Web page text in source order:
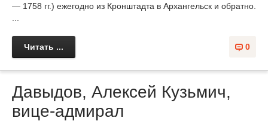
— 1758 гг.) ежегодно из Кронштадта в Архангельск и обратно.
0
Читать ...
Давыдов, Алексей Кузьмич,
вице-адмирал